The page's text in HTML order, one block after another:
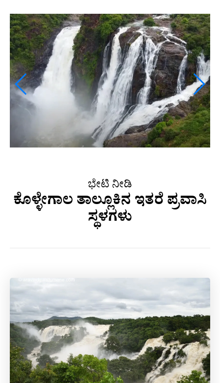
ಭೇಟಿ ನೀಡಿ
ಕೊಳ್ಳೇಗಾಲ ತಾಲ್ಲೂಕಿನ ಇತರೆ ಪ್ರವಾಸಿ
ಸ್ಥಳಗಳು